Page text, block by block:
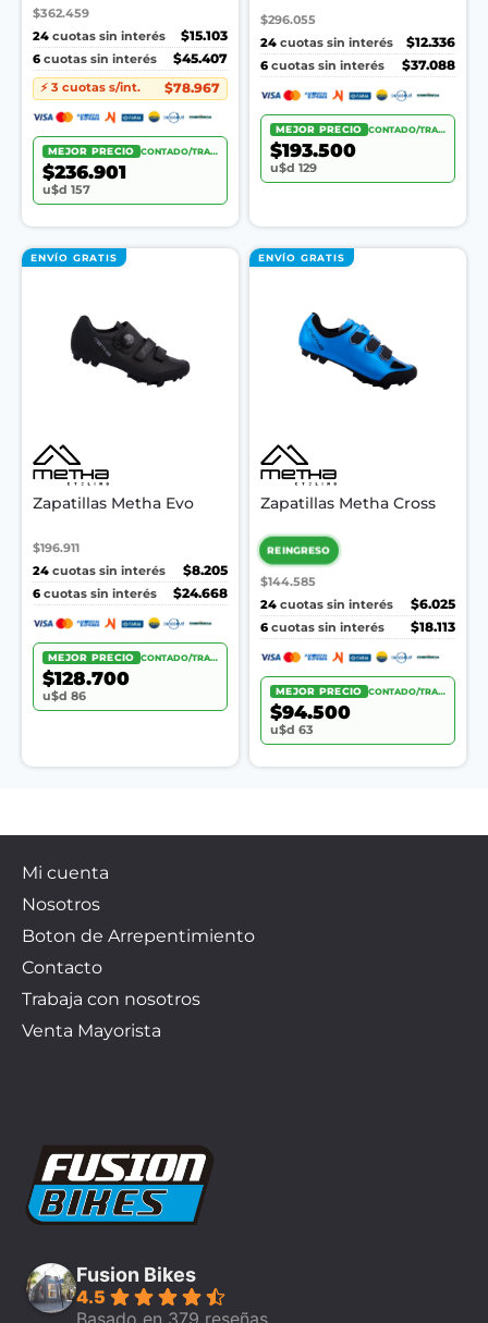
$362.459
24 cuotas sin interés
$15.103
6 cuotas sin interés $45.407
⚡ 3 cuotas s/int. $78.967
MEJOR PRECIO CONTADO/TRANSF.
$236.901
u$d 157
$296.055
24 cuotas sin interés
$12.336
6 cuotas sin interés $37.088
MEJOR PRECIO CONTADO/TRANSF.
$193.500
u$d 129
ENVÍO GRATIS
Zapatillas Metha Evo
$196.911
24 cuotas sin interés
$8.205
6 cuotas sin interés $24.668
MEJOR PRECIO CONTADO/TRANSF.
$128.700
u$d 86
ENVÍO GRATIS
Zapatillas Metha Cross
REINGRESO
$144.585
24 cuotas sin interés
$6.025
6 cuotas sin interés $18.113
MEJOR PRECIO CONTADO/TRANSF.
$94.500
u$d 63
Mi cuenta
Nosotros
Boton de Arrepentimiento
Contacto
Trabaja con nosotros
Venta Mayorista
Fusion Bikes
4.5
Basado en 379 reseñas.